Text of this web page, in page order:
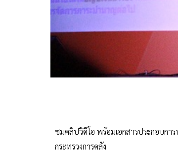
ชมคลิปวิดีโอ พร้อมเอกสารประกอบกา
กระทรวงการคลัง